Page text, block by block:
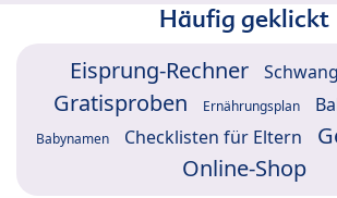
Häufig geklickt
Eisprung-Rechner
Gratisproben Ernährungsplan
Babynamen Checklisten für Eltern
Online-Shop